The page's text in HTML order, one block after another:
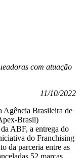
com atuação
11/10/2022
Agência Brasileira de
Brasil)
ABF, a entrega do
do Franchising
da parceria entre as